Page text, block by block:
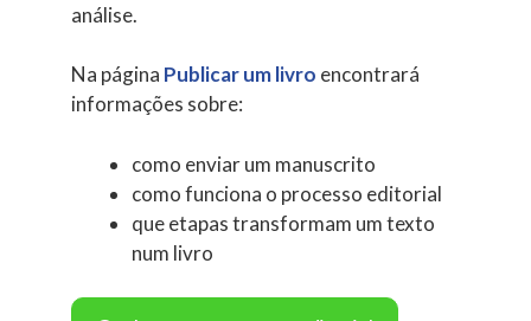
análise.
Na página Publicar um livro encontrará
informações sobre:
como enviar um manuscrito
como funciona o processo editorial
que etapas transformam um texto
num livro